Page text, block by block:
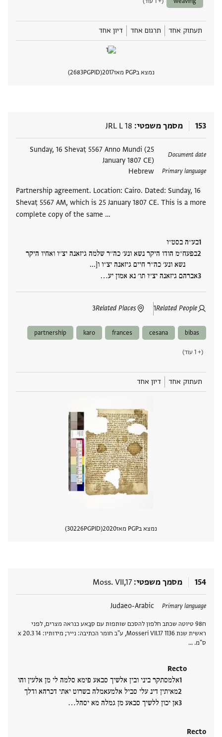
תעתוק אחד תרגום אחד דיון אחד
נמצא בPGP מאז 2017
PGPID
2683
153 מסמך משפטי JRL L 18
Document date
Sunday, 16 Shevaṭ 5567 Anno Mundi (25
January 1807 CE)
Primary language
Hebrew
Partnership agreement. Location: Cairo. Dated: Sunday, 16
Shevaṭ 5567 AM, which is 25 January 1807 CE. This is a more
complete copy of the same …
בע׳׳ה בסט׳׳ו
בפעח׳׳מ הודו היקר נשא ונע׳ כה׳׳ר שלמה גיזאנה יצ׳׳ו ואחיו היקר
נשא ונע׳ כה׳׳ר חיים גיזאנה יצ׳׳ו ו[...
אברהם גיזאנה יצ׳׳ו תו׳ נא אמון יע‮…
Related People
1
Related Places
3
bibas
cesana
frances
karo
partnership
(+ 1 עוד)
תעתוק אחד דיון אחד
נמצא בPGP מאז 2020
PGPID
30226
154 מסמך משפטי Moss. VII,17
Primary language
Judaeo-Arabic
ח98 טיוטה שכתב חלפון להסכם שותפות עם סִבַּאע כנראה מצרים, לפני
ראשית שנת 1136 Mosseri VII.17, ע"ב חומר הכתיבה: נייר; מידותיו: 14 x 20.3
ס"מ. …
Recto
אלמסתקר ביני ובין אלשיך סבאע פימא סלמה לי מן אלעין והו
מאיתין דינ עלי סביל אלמעאמלה בשרוט יאתי דכרהא ודלך
אן יכון ללשיך סבאע מן גמלה מא יסהל‮…
Recto
תגים